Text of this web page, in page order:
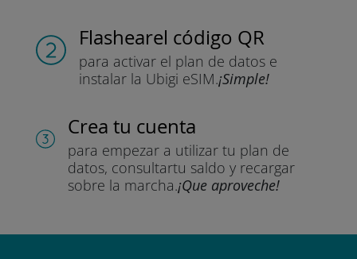
Flashearel código QR
para activar el plan de datos e
instalar la Ubigi eSIM.¡Simple!
Crea tu cuenta
para empezar a utilizar tu plan de
datos, consultartu saldo y recargar
sobre la marcha.¡Que aproveche!